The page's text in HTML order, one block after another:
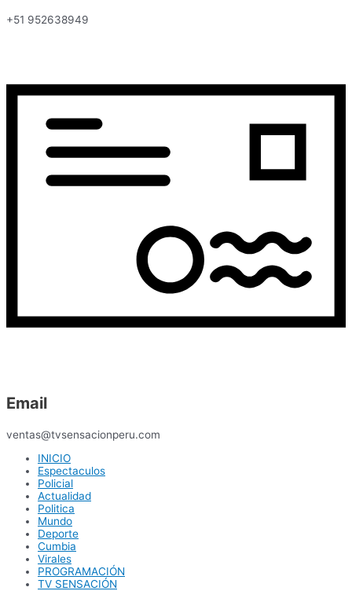
+51 952638949
Email
ventas@tvsensacionperu.com
INICIO
Espectaculos
Policial
Actualidad
Politica
Mundo
Deporte
Cumbia
Virales
PROGRAMACIÓN
TV SENSACIÓN